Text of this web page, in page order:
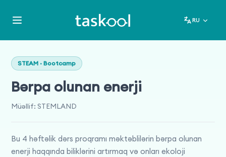
RU
STEAM · Bootcamp
Bərpa olunan enerji
Müəllif: STEMLAND
Bu 4 həftəlik dərs proqramı məktəblilərin bərpa olunan
enerji haqqında biliklərini artırmaq və onları ekoloji